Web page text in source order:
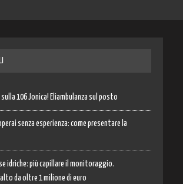
106 Jonica! Eliambulanza sul posto
senza esperienza: come presentare la
idriche: più capillare il monitoraggio.
da oltre 1 milione di euro